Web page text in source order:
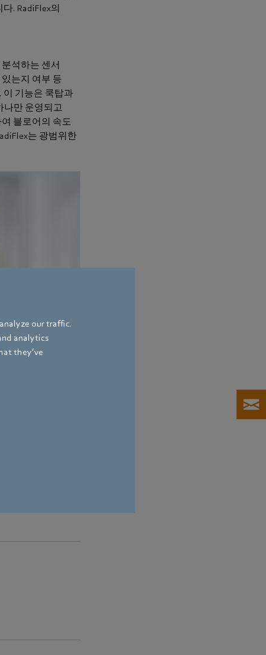
our traffic.
analytics
they’ve
. RadiFlex의
석하는 센서
는지 여부 등
이 기능은 쿡탑과
나만 운영되고
블로어의 속도
는 광범위한